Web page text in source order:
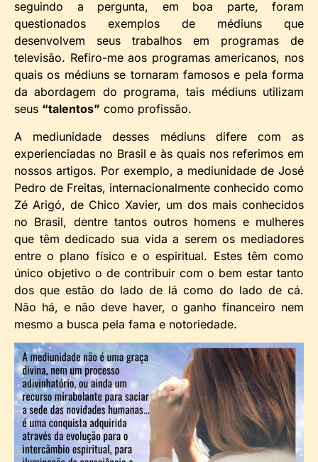
seguindo a pergunta, em boa parte, foram
questionados exemplos de médiuns que
desenvolvem seus trabalhos em programas de
televisão. Refiro-me aos programas americanos, nos
quais os médiuns se tornaram famosos e pela forma
da abordagem do programa, tais médiuns utilizam
seus “talentos” como profissão.
A mediunidade desses médiuns difere com as
experienciadas no Brasil e às quais nos referimos em
nossos artigos. Por exemplo, a mediunidade de José
Pedro de Freitas, internacionalmente conhecido como
Zé Arigó, de Chico Xavier, um dos mais conhecidos
no Brasil, dentre tantos outros homens e mulheres
que têm dedicado sua vida a serem os mediadores
entre o plano físico e o espiritual. Estes têm como
único objetivo o de contribuir com o bem estar tanto
dos que estão do lado de lá como do lado de cá.
Não há, e não deve haver, o ganho financeiro nem
mesmo a busca pela fama e notoriedade.